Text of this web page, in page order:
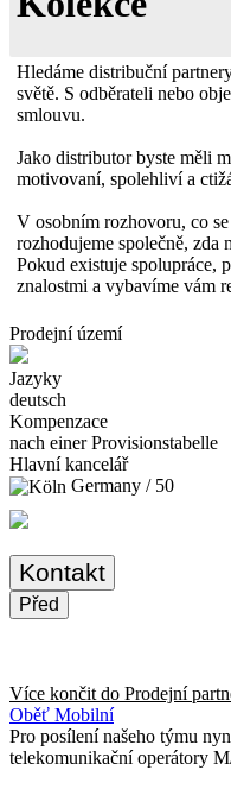
Hledáme distribuční
světě. S odběrateli nebo
smlouvu.
Jako distributor byste měli
motivovaní, spolehliví a
V osobním rozhovoru, co
rozhodujeme společně, zda
Pokud existuje spolupráce,
znalostmi a vybavíme vám
Prodejní území
Jazyky
deutsch
Kompenzace
nach einer Provisionstabelle
Hlavní kancelář
Germany / 50
Kontakt
Před
Více končit do Prodejní
Oběť Mobilní
Pro posílení našeho týmu
telekomunikační operátory